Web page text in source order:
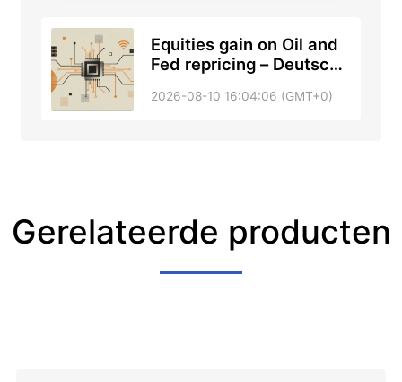
Equities gain on Oil and
Fed repricing – Deutsche
2026-08-10 16:04:06 (GMT+0)
Gerelateerde producten